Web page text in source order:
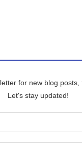
for new blog posts,
Let's stay updated!